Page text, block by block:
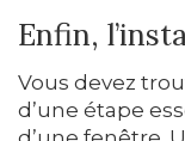
Enfin,
Vous devez
d’une étape